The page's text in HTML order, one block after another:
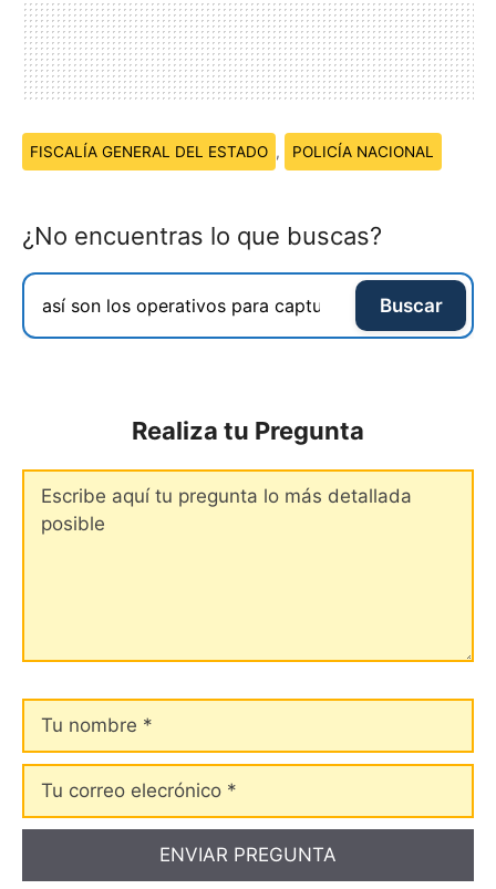
Temas:
FISCALÍA GENERAL DEL ESTADO , POLICÍA NACIONAL
¿No encuentras lo que buscas?
Buscar
Realiza tu Pregunta
nombre
Tu
correo
elecrónico